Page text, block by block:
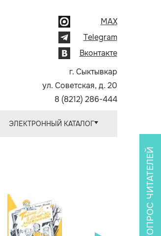
MAX
Telegram
Вконтакте
г. Сыктывкар
ул. Советская, д. 20
8 (8212) 286-444
ЭЛЕКТРОННЫЙ КАТАЛОГ
ОПРОС ЧИТАТЕЛЕЙ